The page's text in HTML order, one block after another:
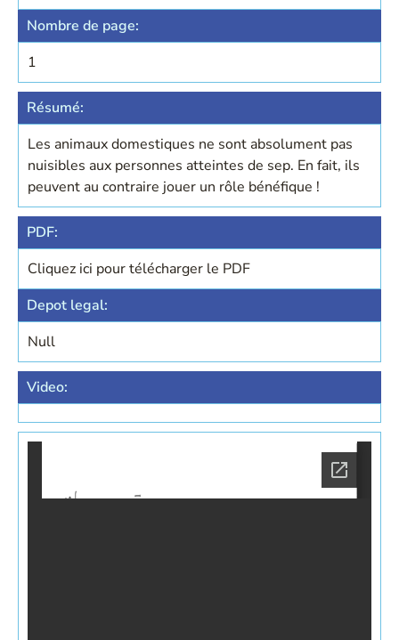
Nombre de page:
1
Résumé:
Les animaux domestiques ne sont absolument pas
nuisibles aux personnes atteintes de sep. En fait, ils
peuvent au contraire jouer un rôle bénéfique !
PDF:
Cliquez ici pour télécharger le PDF
Depot legal:
Null
Video: